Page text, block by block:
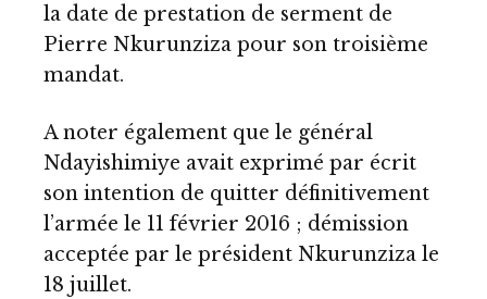
la date de prestation de serment de
Pierre Nkurunziza pour son troisième
mandat.
A noter également que le général
Ndayishimiye avait exprimé par écrit
son intention de quitter définitivement
l’armée le 11 février 2016 ; démission
acceptée par le président Nkurunziza le
18 juillet.